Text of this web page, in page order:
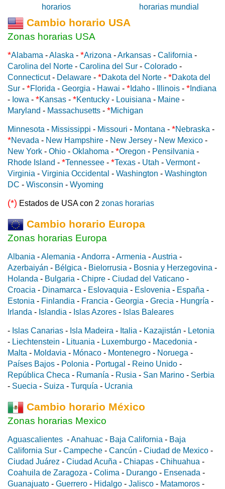
Cambio horario USA
Zonas horarias USA
*Alabama -Alaska - *Arizona -Arkansas - California -
Carolina del Norte - Carolina del Sur - Colorado -
Connecticut- Delaware - *Dakota del Norte - *Dakota del
Sur - *Florida - Georgia - Hawai - * Idaho - Illinois - * Indiana
- Iowa - *Kansas - *Kentucky - Louisiana - Maine -
Maryland - Massachusetts - *Michigan
Minnesota - Mississippi - Missouri - Montana - *Nebraska -
*Nevada - New Hampshire - New Jersey - New Mexico -
New York - Ohio - Oklahoma - *Oregon - Pensilvania -
Rhode Island - *Tennessee - *Texas - Utah - Vermont-
Virginia - Virginia Occidental - Washington - Washington
DC - Wisconsin - Wyoming
(*) Estados de USA con 2 zonas horarias
Cambio horario Europa
Zonas horarias Europa
Albania -Alemania -Andorra -Armenia -Austria -
Azerbaiyán - Bélgica - Bielorrusia - Bosnia y Herzegovina -
Holanda - Bulgaria - Chipre - Ciudad del Vaticano -
Croacia - Dinamarca - Eslovaquia - Eslovenia - España -
Estonia - Finlandia - Francia - Georgia - Grecia - Hungría -
Irlanda - Islandia - Islas Azores - Islas Baleares
- Islas Canarias - Isla Madeira - Italia - Kazajistán - Letonia
- Liechtenstein - Lituania - Luxemburgo - Macedonia -
Malta - Moldavia - Mónaco - Montenegro - Noruega -
Países Bajos - Polonia - Portugal - Reino Unido -
República Checa - Rumanía - Rusia - San Marino - Serbia
- Suecia - Suiza - Turquía - Ucrania
Cambio horario México
Zonas horarias Mexico
Aguascalientes -Anahuac - Baja California - Baja
California Sur - Campeche - Cancún - Ciudad de Mexico -
Ciudad Juárez - Ciudad Acuña - Chiapas - Chihuahua -
Coahuila de Zaragoza - Colima - Durango - Ensenada -
Guanajuato - Guerrero - Hidalgo - Jalisco - Matamoros -